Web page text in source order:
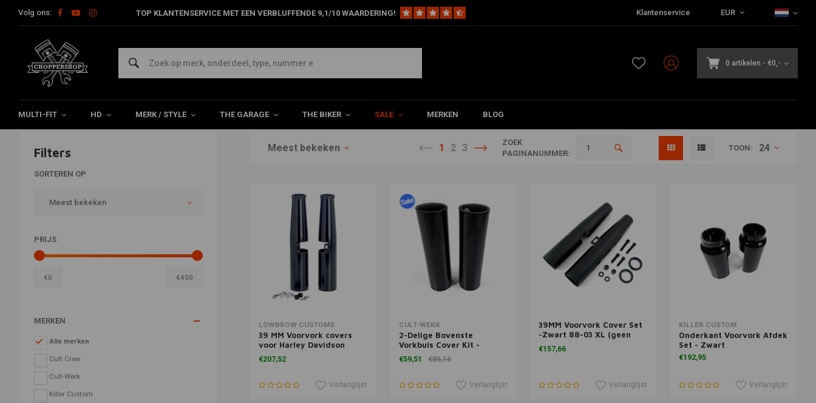
Volg ons: TOP KLANTENSERVICE MET EEN VERBLUFFENDE 9,1/10 WAARDERING! Klantenservice EUR
0 artikelen - €0,-
MULTI-FIT HD MERK / STYLE THE GARAGE THE BIKER SALE MERKEN BLOG
Voorvork Covers
Home Multi-fit Vering Voorvork Covers
Filters
SORTEREN OP
Meest bekeken
PRIJS
€0 €450
MERKEN
Alle merken
Cult Crew
Cult-Werk
Killer Custom
Meest bekeken 1 2 3
ZOEK
PAGINANUMMER:
TOON: 24
Toevoegen aan winkelwagen
LOWBROW CUSTOMS
39 MM Voorvork covers
voor Harley Davidson
Sportster / Dyna
€207,52
Verlanglijst
Toevoegen aan winkelwagen
CULT-WERK
2-Delige Bovenste
Vorkbuis Cover Kit -
Glanzend Zwart (Kies
Variant)
€59,51 €86,16
Verlanglijst
Toevoegen aan winkelwagen
39MM Voorvork Cover Set
-Zwart 88-03 XL (geen
spatbord)
€157,66
Verlanglijst
Toevoegen aan winkelwagen
KILLER CUSTOM
Onderkant Voorvork Afdek
Set - Zwart
€192,95
Verlanglijst